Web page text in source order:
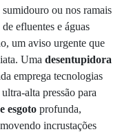
ou nos ramais
efluentes e águas
um aviso urgente que
Uma desentupidora
emprega tecnologias
alta pressão para
esgoto profunda,
incrustações